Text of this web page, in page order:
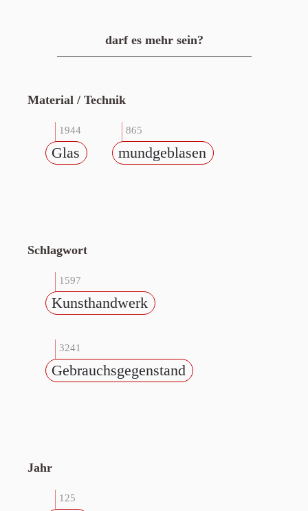
darf es mehr sein?
Material / Technik
1944
Glas
865
mundgeblasen
Schlagwort
1597
Kunsthandwerk
3241
Gebrauchsgegenstand
Jahr
125